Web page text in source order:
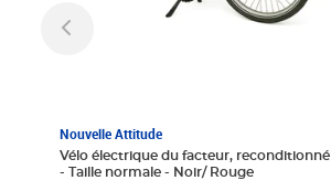
Nouvelle Attitude
Vélo électrique du facteur, reconditionné
- Taille normale - Noir/ Rouge